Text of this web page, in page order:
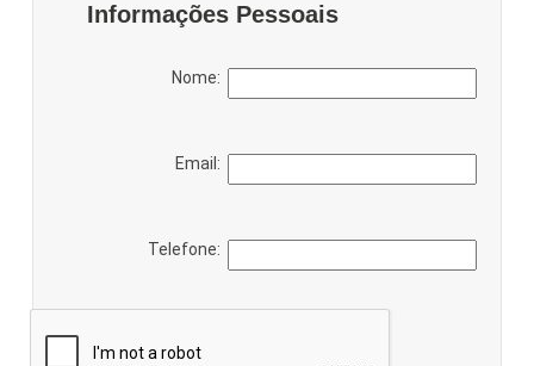
Informações Pessoais
Nome:
Email:
Telefone: